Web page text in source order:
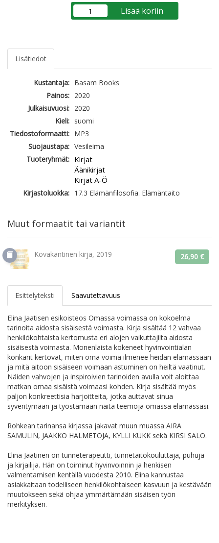
Lisää koriin
Lisätiedot
Kustantaja: Basam Books
Painos: 2020
Julkaisuvuosi: 2020
Kieli: suomi
Tiedostoformaatti: MP3
Suojaustapa: Vesileima
Tuoteryhmät: Kirjat
Äänikirjat
Kirjat A-Ö
Kirjastoluokka: 17.3 Elämänfilosofia. Elämäntaito
Muut formaatit tai variantit
Kovakantinen kirja, 2019 26,90 €
Esittelyteksti Saavutettavuus
Elina Jaatisen esikoisteos Omassa voimassa on kokoelma
tarinoita aidosta sisäisestä voimasta. Kirja sisältää 12 vahvaa
henkilökohtaista kertomusta eri alojen vaikuttajilta aidosta
sisäisestä voimasta. Monenlaista kokeneet hyvinvointialan
konkarit kertovat, miten oma voima ilmenee heidän elämässään
ja mitä aitoon sisäiseen voimaan astuminen on heiltä vaatinut.
Näiden vahvojen ja inspiroivien tarinoiden avulla voit aloittaa
matkan omaa sisäistä voimaasi kohden. Kirja sisältää myös
paljon konkreettisia harjoitteita, jotka auttavat sinua
syventymään ja työstämään näitä teemoja omassa elämässäsi.
Rohkean tarinansa kirjassa jakavat muun muassa AIRA
SAMULIN, JAAKKO HALMETOJA, KYLLI KUKK sekä KIRSI SALO.
Elina Jaatinen on tunneterapeutti, tunnetaitokouluttaja, puhuja
ja kirjailija. Hän on toiminut hyvinvoinnin ja henkisen
valmentamisen kentällä vuodesta 2010. Elina kannustaa
asiakkaitaan todelliseen henkilökohtaiseen kasvuun ja kestävään
muutokseen sekä ohjaa ymmärtämään sisäisen työn
merkityksen.